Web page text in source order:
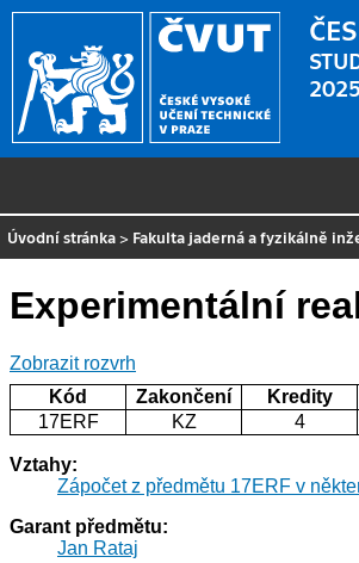
Úvodní stránka > Fakulta jaderná a fyzikálně
Experimentální
Zobrazit rozvrh
Kód
Zakončení Kredity
17ERF
KZ 4
Vztahy:
Zápočet z předmětu 17ERF v
Garant předmětu:
Jan Rataj